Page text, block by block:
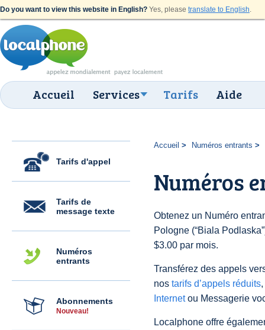
Do you want to view this website in English? Yes, please translate to English.
Accueil Services Tarifs Aide
Tarifs d'appel
Tarifs de
message texte
Numéros
entrants
Abonnements
Nouveau!
Accueil Numéros entrants
Numéros
Obtenez un Numéro
Pologne (“Biala
$3.00 par mois.
Transférez des appels
nos tarifs d’appels réduits
Internetou Messagerie
Localphone offre